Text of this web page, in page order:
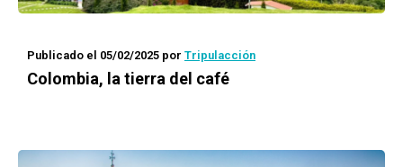
Publicado el 05/02/2025 por Tripulacción
Colombia, la tierra del café